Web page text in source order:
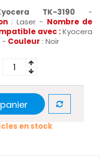
TK-3190 -
: Laser - Nombre de
avec :Kyocera
- Couleur : Noir
en stock